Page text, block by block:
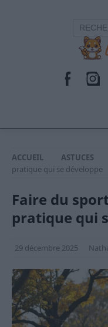
ACCUEIL ASTUCES
pratique qui se développe
Faire du
pratique qui
29 décembre 2025